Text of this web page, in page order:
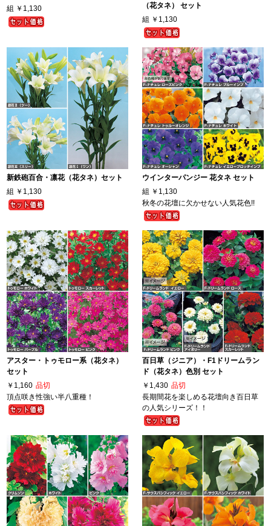
組 ￥1,130
（花タネ） セット
組 ￥1,130
新鉄砲百合・凛花（花タネ）セット
組 ￥1,130
ウインターパンジー 花タネ セット
組 ￥1,130
秋冬の花壇に欠かせない人気花色!!
アスター・トゥモロー系（花タネ）
セット
￥1,160 品切
頂点咲き性強い半八重種！
百日草（ジニア）・F1ドリームラン
ド（花タネ）色別 セット
￥1,430 品切
長期間花を楽しめる花壇向き百日草
の人気シリーズ！！